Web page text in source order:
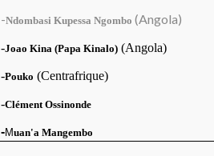
-Ndombasi Kupessa Ngombo (Angola)
-Joao Kina (Papa Kinalo)(Angola)
-Pouko (Centrafrique)
-Clément Ossinonde
-Muan'a Mangembo